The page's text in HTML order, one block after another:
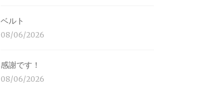
ベルト
08/06/2026
感謝です！
08/06/2026